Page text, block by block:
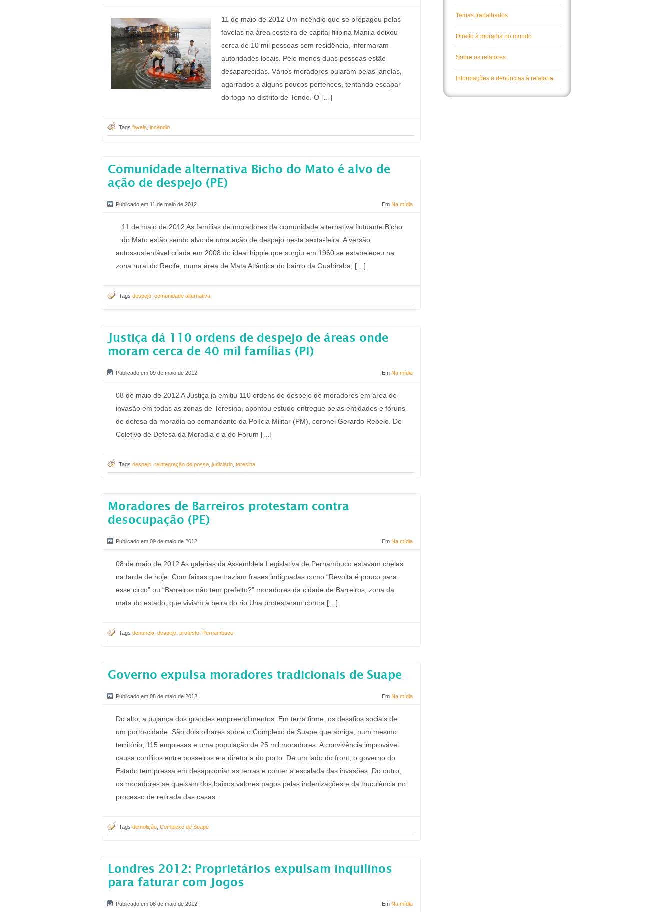
11 de maio de 2012 Um incêndio que se propagou pelas
favelas na área costeira de capital filipina Manila deixou
cerca de 10 mil pessoas sem residência, informaram
autoridades locais. Pelo menos duas pessoas estão
desaparecidas. Vários moradores pularam pelas janelas,
agarrados a alguns poucos pertences, tentando escapar
do fogo no distrito de Tondo. O […]
Tags favela incêndio
Comunidade alternativa Bicho do Mato é alvo de
ação de despejo (PE)
Publicado em 11 de maio de 2012 Em Na mídia
11 de maio de 2012 As famílias de moradores da comunidade alternativa flutuante Bicho
do Mato estão sendo alvo de uma ação de despejo nesta sexta-feira. A versão
autossustentável criada em 2008 do ideal hippie que surgiu em 1960 se estabeleceu na
zona rural do Recife, numa área de Mata Atlântica do bairro da Guabiraba, […]
Tags despejo comunidade alternativa
Justiça dá 110 ordens de despejo de áreas onde
moram cerca de 40 mil famílias (PI)
Publicado em 09 de maio de 2012 Em Na mídia
08 de maio de 2012 A Justiça já emitiu 110 ordens de despejo de moradores em área de
invasão em todas as zonas de Teresina, apontou estudo entregue pelas entidades e fóruns
de defesa da moradia ao comandante da Polícia Militar (PM), coronel Gerardo Rebelo. Do
Coletivo de Defesa da Moradia e a do Fórum […]
Tags despejo reintegração de posse judiciário teresina
Moradores de Barreiros protestam contra
desocupação (PE)
Publicado em 09 de maio de 2012 Em Na mídia
08 de maio de 2012 As galerias da Assembleia Legislativa de Pernambuco estavam cheias
na tarde de hoje. Com faixas que traziam frases indignadas como “Revolta é pouco para
esse circo” ou “Barreiros não tem prefeito?” moradores da cidade de Barreiros, zona da
mata do estado, que viviam à beira do rio Una protestaram contra […]
Tags denuncia despejo protesto Pernambuco
Governo expulsa moradores tradicionais de Suape
Publicado em 08 de maio de 2012 Em Na mídia
Do alto, a pujança dos grandes empreendimentos. Em terra firme, os desafios sociais de
um porto-cidade. São dois olhares sobre o Complexo de Suape que abriga, num mesmo
território, 115 empresas e uma população de 25 mil moradores. A convivência improvável
causa conflitos entre posseiros e a diretoria do porto. De um lado do front, o governo do
Estado tem pressa em desapropriar as terras e conter a escalada das invasões. Do outro,
os moradores se queixam dos baixos valores pagos pelas indenizações e da truculência no
processo de retirada das casas.
Tags demolição Complexo de Suape
Londres 2012: Proprietários expulsam inquilinos
para faturar com Jogos
Publicado em 08 de maio de 2012 Em Na mídia
Temas trabalhados
Direito à moradia no mundo
Sobre os relatores
Informações e denúncias à relatoria